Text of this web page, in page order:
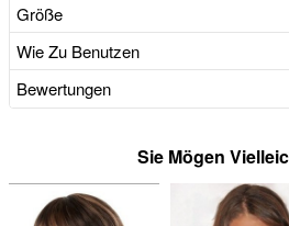
Größe
Wie Zu Benutzen
Bewertungen
Sie Mögen